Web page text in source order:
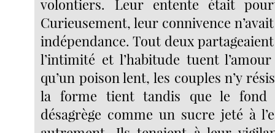
volontiers. Leur entente était
Curieusement, leur connivence
indépendance. Tout deux
l’intimité et l’habitude tuent
qu’un poison lent, les couples n’y
la forme tient tandis que le fond
désagrège comme un sucre jeté à